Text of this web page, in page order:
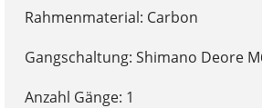
Rahmenmaterial: Carbon
Gangschaltung: Shimano Deore
Anzahl Gänge: 1